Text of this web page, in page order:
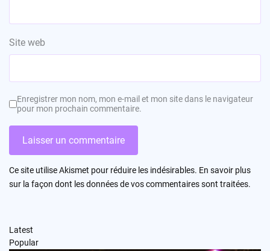
Site web
Enregistrer mon nom, mon e-mail et mon site dans le navigateur
pour mon prochain commentaire.
Ce site utilise Akismet pour réduire les indésirables. En savoir plus
sur la façon dont les données de vos commentaires sont traitées.
Latest
Popular